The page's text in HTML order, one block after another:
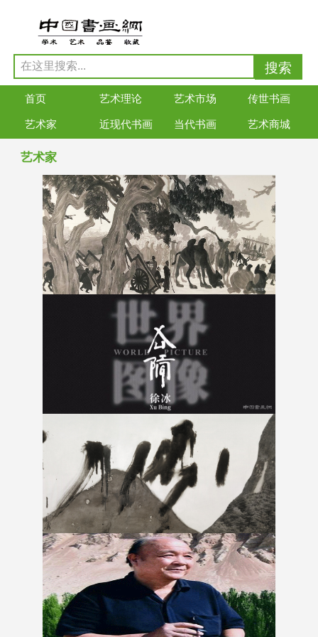
首页 艺术理论 艺术市场 传世书画
艺术家 近现代书画 当代书画 艺术商城
艺术家